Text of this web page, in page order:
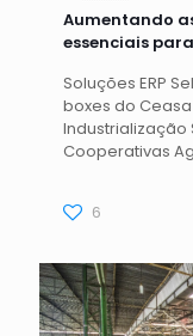
Aumentando
essenciais
Soluções ERP
boxes do
Industrialização
Cooperativas
6